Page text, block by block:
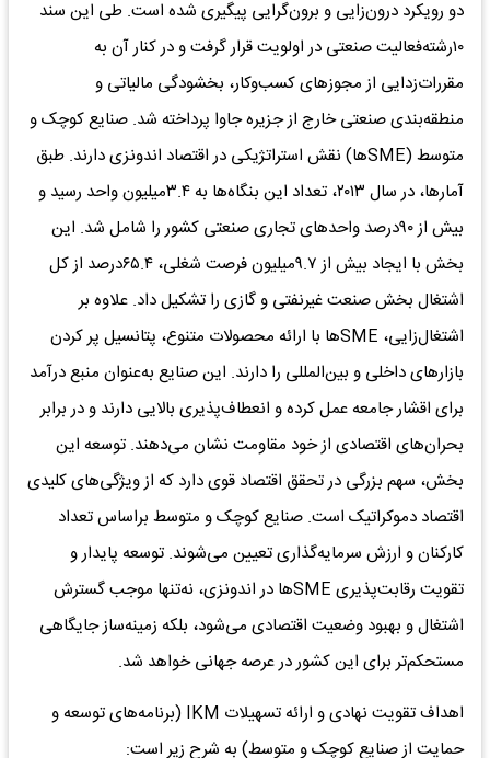
دو رویکرد درون‌زایی و برون‌گرایی پیگیری شده است. طی این سند
۱۰رشته‌فعالیت صنعتی در اولویت قرار گرفت و در کنار آن به
مقررات‌زدایی از مجوزهای کسب‌وکار، بخشودگی مالیاتی و
منطقه‌بندی صنعتی خارج از جزیره جاوا پرداخته شد. صنایع کوچک و
متوسط (SMEها) نقش استراتژیکی در اقتصاد اندونزی دارند. طبق
آمارها، در سال ۲۰۱۳، تعداد این بنگاه‌ها به ۳.۴میلیون واحد رسید و
بیش از ۹۰‌درصد واحدهای تجاری صنعتی کشور را شامل شد. این
بخش با ایجاد بیش از ۹.۷میلیون فرصت شغلی، ۶۵.۴‌درصد از کل
اشتغال بخش صنعت غیرنفتی و گازی را تشکیل داد. علاوه بر
اشتغال‌زایی، SME‌ها با ارائه محصولات متنوع، پتانسیل پر کردن
بازارهای داخلی و بین‌المللی را دارند. این صنایع به‌عنوان منبع درآمد
برای اقشار جامعه عمل کرده و انعطاف‌‌‌پذیری بالایی دارند و در برابر
بحران‌های اقتصادی از خود مقاومت نشان می‌دهند. توسعه این
بخش، سهم بزرگی در تحقق اقتصاد قوی دارد که از ویژگی‌های کلیدی
اقتصاد دموکراتیک است. صنایع کوچک و متوسط براساس تعداد
کارکنان و ارزش سرمایه‌گذاری تعیین می‌شوند. توسعه پایدار و
تقویت رقابت‌پذیری SME‌ها در اندونزی، نه‌تنها موجب گسترش
اشتغال و بهبود وضعیت اقتصادی می‌شود، بلکه زمینه‌ساز جایگاهی
مستحکم‌تر برای این کشور در عرصه جهانی خواهد شد.
اهداف تقویت نهادی و ارائه تسهیلات IKM (برنامه‌‌‌های توسعه و
حمایت از صنایع کوچک و متوسط) به شرح زیر است: